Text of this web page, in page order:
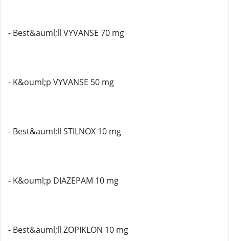
- Best&auml;ll VYVANSE 70 mg
- K&ouml;p VYVANSE 50 mg
- Best&auml;ll STILNOX 10 mg
- K&ouml;p DIAZEPAM 10 mg
- Best&auml;ll ZOPIKLON 10 mg